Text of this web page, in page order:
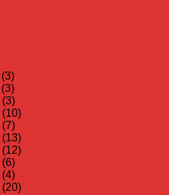
(3)
(3)
(3)
(10)
(7)
(13)
(12)
(6)
(4)
(20)